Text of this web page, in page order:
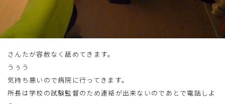
さんたが容赦なく舐めてきます。
うぅう
気持ち悪いので病院に行ってきます。
所長は学校の試験監督のため連絡が出来ないのであとで電話しよ